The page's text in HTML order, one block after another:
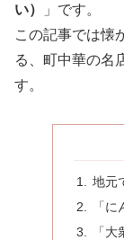
い）
」です。
この記事では懐
る、町中華の名
す。
地元
「
「